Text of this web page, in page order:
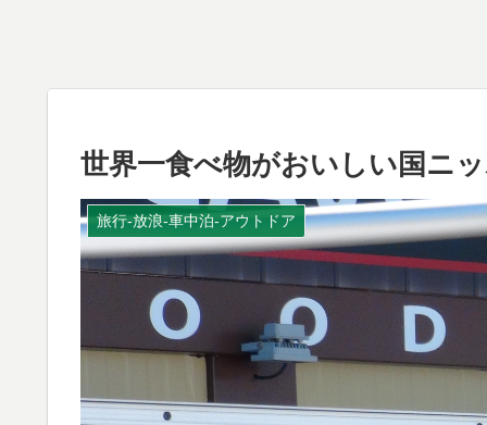
世界一食べ物がおいしい国ニ
旅行-放浪-車中泊-アウトドア